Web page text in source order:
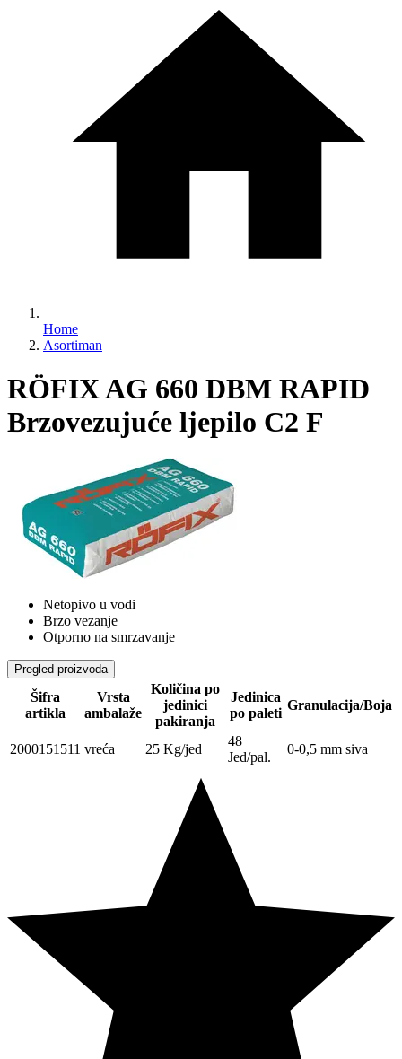
Home
Asortiman
RÖFIX AG 660 DBM RAPID
Brzovezujuće ljepilo C2 F
Netopivo u vodi
Brzo vezanje
Otporno na smrzavanje
Pregled proizvoda
Šifra
artikla
Vrsta
ambalaže
Količina po
jedinici
pakiranja
Jedinica
po paleti
Granulacija/Boja
2000151511 vreća 25 Kg/jed
48
Jed/pal.
0-0,5 mm siva